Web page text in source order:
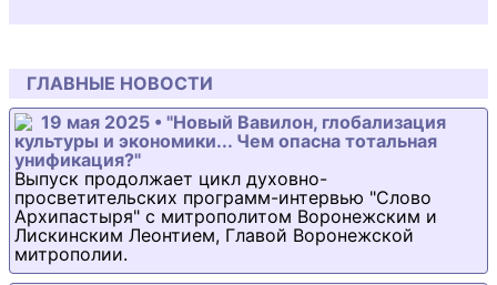
ГЛАВНЫЕ НОВОСТИ
19 мая 2025 • "Новый Вавилон, глобализация
культуры и экономики... Чем опасна тотальная
унификация?"
Выпуск продолжает цикл духовно-
просветительских программ-интервью "Слово
Архипастыря" с митрополитом Воронежским и
Лискинским Леонтием, Главой Воронежской
митрополии.